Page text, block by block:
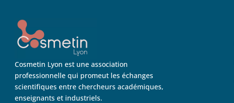
Cosmetin Lyon est une association
professionnelle qui promeut les échanges
scientifiques entre chercheurs académiques,
enseignants et industriels.